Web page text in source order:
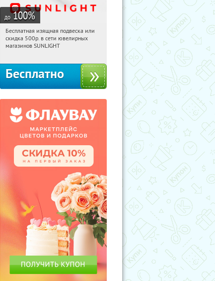
до 100%
20:39:32 Получили:
Россия
Бесплатная изящная подвеска или
скидка 500р. в сети ювелирных
магазинов SUNLIGHT
Бесплатно